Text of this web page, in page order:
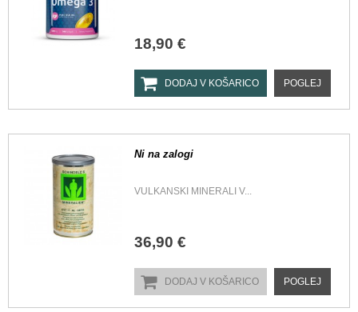
18,90 €
DODAJ V KOŠARICO POGLEJ
Ni na zalogi
VULKANSKI MINERALI V...
36,90 €
DODAJ V KOŠARICO POGLEJ